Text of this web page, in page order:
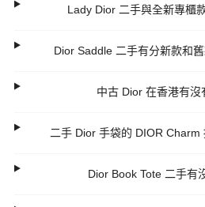
Lady Dior 二手與全新專櫃
Dior Saddle 二手有分新款和舊
中古 Dior 在香港有沒
二手 Dior 手袋的 DIOR Charm
Dior Book Tote 二手有